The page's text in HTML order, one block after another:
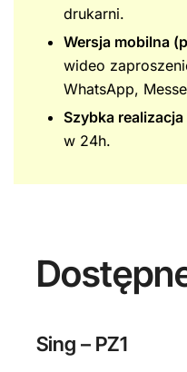
drukarni.
Wersja mobilna
wideo
WhatsApp,
Szybka realizacja
w 24h.
Sing – PZ1